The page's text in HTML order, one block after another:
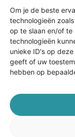
Om je de beste
technologieën
op te slaan en/of te
technologieën
unieke ID's op
geeft of uw
hebben op
om die te
Of je nu
ideeën hebt
we je juist op
kunnen
het ons
maakt werk
wensen en
voor ogen